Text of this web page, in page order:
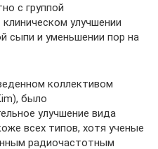
с группой
улучшении
сыпи и уменьшении пор на
коллективом
было
улучшение вида
всех типов, хотя ученые
радиочастотным